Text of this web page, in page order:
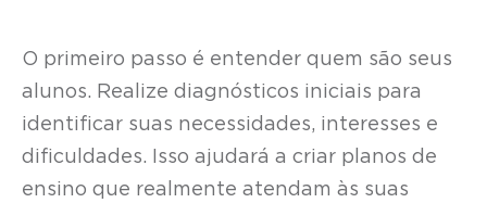
O primeiro passo é entender quem são seus
alunos. Realize diagnósticos iniciais para
identificar suas necessidades, interesses e
dificuldades. Isso ajudará a criar planos de
ensino que realmente atendam às suas